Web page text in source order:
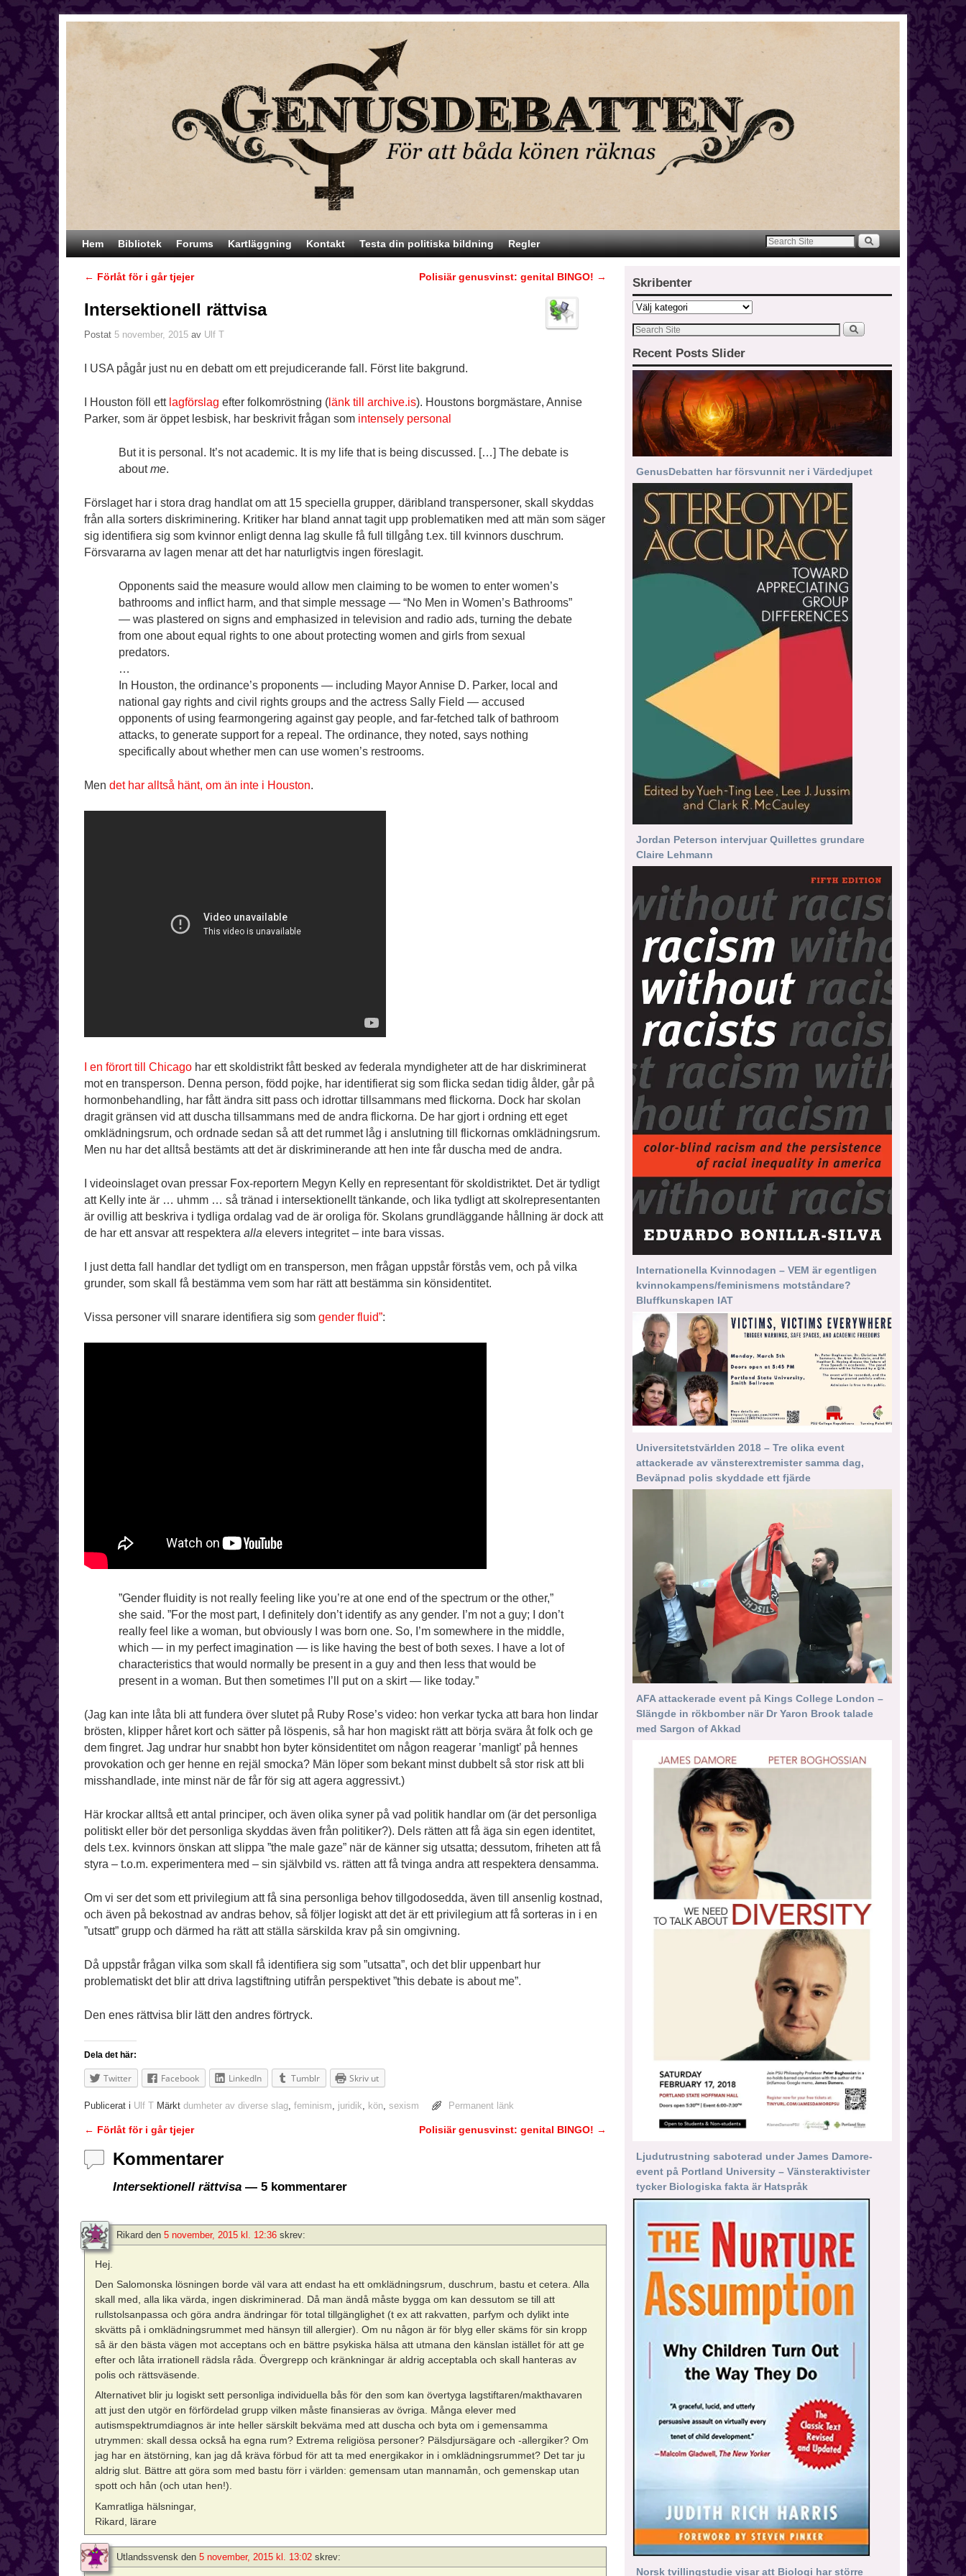
Hoppa till huvudinnehåll
Hoppa till sekundärt innehåll
Hem Bibliotek Forums Kartläggning Kontakt Testa din politiska bildning Regler
Inläggsnavigering
← Förlåt för i går tjejer Polisiär genusvinst: genital BINGO! →
Intersektionell rättvisa
Postat 5 november, 2015 av Ulf T
I USA pågår just nu en debatt om ett prejudicerande fall. Först lite bakgrund.
I Houston föll ett lagförslag efter folkomröstning ( länk till archive.is). Houstons borgmästare, Annise
Parker, som är öppet lesbisk, har beskrivit frågan som intensely personal
But it is personal. It’s not academic. It is my life that is being discussed. […] The debate is
aboutme.
Förslaget har i stora drag handlat om att 15 speciella grupper, däribland transpersoner, skall skyddas
från alla sorters diskriminering. Kritiker har bland annat tagit upp problematiken med att män som säger
sig identifiera sig som kvinnor enligt denna lag skulle få full tillgång t.ex. till kvinnors duschrum.
Försvararna av lagen menar att det har naturligtvis ingen föreslagit.
Opponents said the measure would allow men claiming to be women to enter women’s
bathrooms and inflict harm, and that simple message — “No Men in Women’s Bathrooms”
— was plastered on signs and emphasized in television and radio ads, turning the debate
from one about equal rights to one about protecting women and girls from sexual
predators.
…
In Houston, the ordinance’s proponents — including Mayor Annise D. Parker, local and
national gay rights and civil rights groups and the actress Sally Field — accused
opponents of using fearmongering against gay people, and far-fetched talk of bathroom
attacks, to generate support for a repeal. The ordinance, they noted, says nothing
specifically about whether men can use women’s restrooms.
Men det har alltså hänt, om än inte i Houston.
I en förort till Chicago har ett skoldistrikt fått besked av federala myndigheter att de har diskriminerat
mot en transperson. Denna person, född pojke, har identifierat sig som flicka sedan tidig ålder, går på
hormonbehandling, har fått ändra sitt pass och idrottar tillsammans med flickorna. Dock har skolan
dragit gränsen vid att duscha tillsammans med de andra flickorna. De har gjort i ordning ett eget
omklädningsrum, och ordnade sedan så att det rummet låg i anslutning till flickornas omklädningsrum.
Men nu har det alltså bestämts att det är diskriminerande att hen inte får duscha med de andra.
I videoinslaget ovan pressar Fox-reportern Megyn Kelly en representant för skoldistriktet. Det är tydligt
att Kelly inte är … uhmm … så tränad i intersektionellt tänkande, och lika tydligt att skolrepresentanten
är ovillig att beskriva i tydliga ordalag vad de är oroliga för. Skolans grundläggande hållning är dock att
de har ett ansvar att respektera alla elevers integritet – inte bara vissas.
I just detta fall handlar det tydligt om en transperson, men frågan uppstår förstås vem, och på vilka
grunder, som skall få bestämma vem som har rätt att bestämma sin könsidentitet.
Vissa personer vill snarare identifiera sig som gender fluid”:
”Gender fluidity is not really feeling like you’re at one end of the spectrum or the other,”
she said. ”For the most part, I definitely don’t identify as any gender. I’m not a guy; I don’t
really feel like a woman, but obviously I was born one. So, I’m somewhere in the middle,
which — in my perfect imagination — is like having the best of both sexes. I have a lot of
characteristics that would normally be present in a guy and then less that would be
present in a woman. But then sometimes I’ll put on a skirt — like today.”
(Jag kan inte låta bli att fundera över slutet på Ruby Rose’s video: hon verkar tycka att bara hon lindar
brösten, klipper håret kort och sätter på löspenis, så har hon magiskt rätt att börja svära åt folk och ge
dem fingret. Jag undrar hur snabbt hon byter könsidentitet om någon reagerar ’manligt’ på hennes
provokation och ger henne en rejäl smocka? Män löper som bekant minst dubbelt så stor risk att bli
misshandlade, inte minst när de får för sig att agera aggressivt.)
Här krockar alltså ett antal principer, och även olika syner på vad politik handlar om (är det personliga
politiskt eller bör det personliga skyddas även från politiker?). Dels rätten att få äga sin egen identitet,
dels t.ex. kvinnors önskan att slippa ”the male gaze” när de känner sig utsatta; dessutom, friheten att få
styra – t.o.m. experimentera med – sin självbild vs. rätten att få tvinga andra att respektera densamma.
Om vi ser det som ett privilegium att få sina personliga behov tillgodosedda, även till ansenlig kostnad,
och även på bekostnad av andras behov, så följer logiskt att det är ett privilegium att få sorteras in i en
”utsatt” grupp och därmed ha rätt att ställa särskilda krav på sin omgivning.
Då uppstår frågan vilka som skall få identifiera sig som ”utsatta”, och det blir uppenbart hur
problematiskt det blir att driva lagstiftning utifrån perspektivet ”this debate is about me”.
Den enes rättvisa blir lätt den andres förtryck.
Dela det här:
Twitter Facebook LinkedIn Tumblr Skriv ut
Publicerat i Ulf T Märkt dumheter av diverse slag, feminism, juridik, kön, sexism Permanent länk
Inläggsnavigering
← Förlåt för i går tjejer Polisiär genusvinst: genital BINGO! →
Kommentarer
Intersektionell rättvisa — 5 kommentarer
Rikard den 5 november, 2015 kl. 12:36 skrev:
Hej.
Den Salomonska lösningen borde väl vara att endast ha ett omklädningsrum, duschrum, bastu et cetera. Alla
skall med, alla lika värda, ingen diskriminerad. Då man ändå måste bygga om kan dessutom se till att
rullstolsanpassa och göra andra ändringar för total tillgänglighet (t ex att rakvatten, parfym och dylikt inte
skvätts på i omklädningsrummet med hänsyn till allergier). Om nu någon är för blyg eller skäms för sin kropp
så är den bästa vägen mot acceptans och en bättre psykiska hälsa att utmana den känslan istället för att ge
efter och låta irrationell rädsla råda. Övergrepp och kränkningar är aldrig acceptabla och skall hanteras av
polis och rättsväsende.
Alternativet blir ju logiskt sett personliga individuella bås för den som kan övertyga lagstiftaren/makthavaren
att just den utgör en förfördelad grupp vilken måste finansieras av övriga. Många elever med
autismspektrumdiagnos är inte heller särskilt bekväma med att duscha och byta om i gemensamma
utrymmen: skall dessa också ha egna rum? Extrema religiösa personer? Pälsdjursägare och -allergiker? Om
jag har en ätstörning, kan jag då kräva förbud för att ta med energikakor in i omklädningsrummet? Det tar ju
aldrig slut. Bättre att göra som med bastu förr i världen: gemensam utan mannamån, och gemenskap utan
spott och hån (och utan hen!).
Kamratliga hälsningar,
Rikard, lärare
Utlandssvensk den 5 november, 2015 kl. 13:02 skrev:
Skribenter
Recent Posts Slider
GenusDebatten har försvunnit ner i Värdedjupet
Jordan Peterson intervjuar Quillettes grundare
Claire Lehmann
Internationella Kvinnodagen – VEM är egentligen
kvinnokampens/feminismens motståndare?
Bluffkunskapen IAT
Universitetstvärlden 2018 – Tre olika event
attackerade av vänsterextremister samma dag,
Beväpnad polis skyddade ett fjärde
AFA attackerade event på Kings College London –
Slängde in rökbomber när Dr Yaron Brook talade
med Sargon of Akkad
Ljudutrustning saboterad under James Damore-
event på Portland University – Vänsteraktivister
tycker Biologiska fakta är Hatspråk
Norsk tvillingstudie visar att Biologi har större